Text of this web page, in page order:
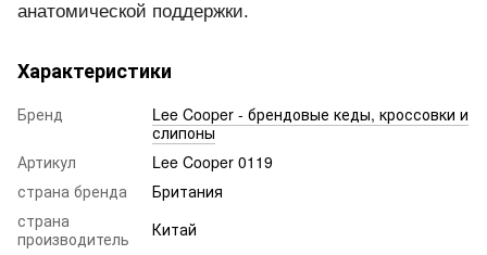
анатомической поддержки.
Характеристики
Бренд
Lee Cooper - брендовые кеды, кроссовки и
слипоны
Артикул
Lee Cooper 0119
страна бренда
Британия
страна
производитель
Китай